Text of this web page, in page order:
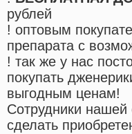
рублей
! оптовым
препарата с
! так же у нас
покупать
выгодным ценам!
Cотрудники
сделать